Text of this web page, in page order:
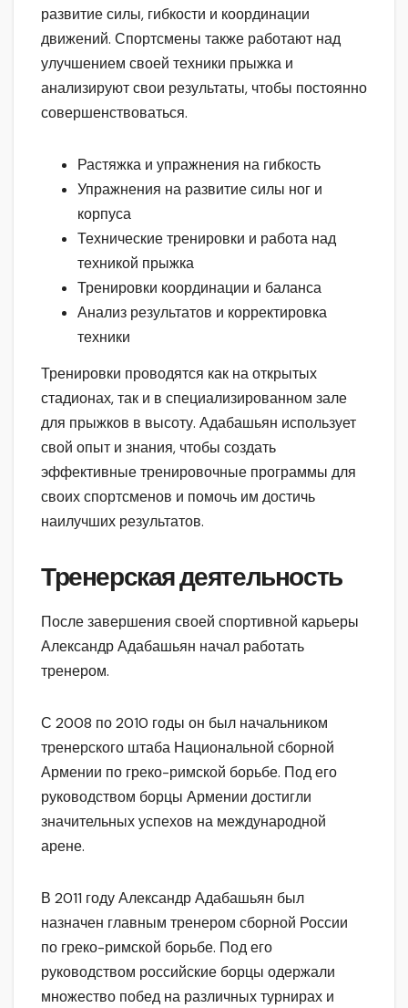
развитие силы, гибкости и координации
движений. Спортсмены также работают над
улучшением своей техники прыжка и
анализируют свои результаты, чтобы постоянно
совершенствоваться.
Растяжка и упражнения на гибкость
Упражнения на развитие силы ног и
корпуса
Технические тренировки и работа над
техникой прыжка
Тренировки координации и баланса
Анализ результатов и корректировка
техники
Тренировки проводятся как на открытых
стадионах, так и в специализированном зале
для прыжков в высоту. Адабашьян использует
свой опыт и знания, чтобы создать
эффективные тренировочные программы для
своих спортсменов и помочь им достичь
наилучших результатов.
Тренерская деятельность
После завершения своей спортивной карьеры
Александр Адабашьян начал работать
тренером.
С 2008 по 2010 годы он был начальником
тренерского штаба Национальной сборной
Армении по греко-римской борьбе. Под его
руководством борцы Армении достигли
значительных успехов на международной
арене.
В 2011 году Александр Адабашьян был
назначен главным тренером сборной России
по греко-римской борьбе. Под его
руководством российские борцы одержали
множество побед на различных турнирах и